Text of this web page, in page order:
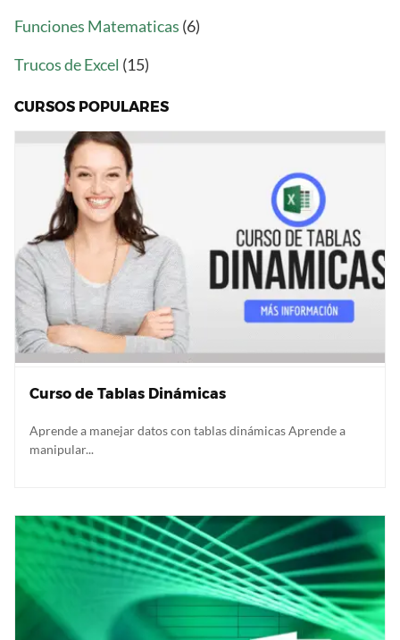
Funciones Matematicas (6)
Trucos de Excel (15)
CURSOS POPULARES
Curso de Tablas Dinámicas
Aprende a manejar datos con tablas dinámicas Aprende a
manipular...